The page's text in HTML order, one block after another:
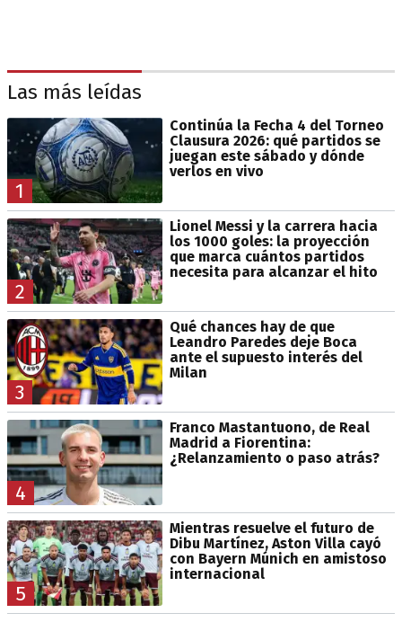
Las más leídas
1
Continúa la Fecha 4 del Torneo
Clausura 2026: qué partidos se
juegan este sábado y dónde
verlos en vivo
2
Lionel Messi y la carrera hacia
los 1000 goles: la proyección
que marca cuántos partidos
necesita para alcanzar el hito
3
Qué chances hay de que
Leandro Paredes deje Boca
ante el supuesto interés del
Milan
4
Franco Mastantuono, de Real
Madrid a Fiorentina:
¿Relanzamiento o paso atrás?
5
Mientras resuelve el futuro de
Dibu Martínez, Aston Villa cayó
con Bayern Múnich en amistoso
internacional